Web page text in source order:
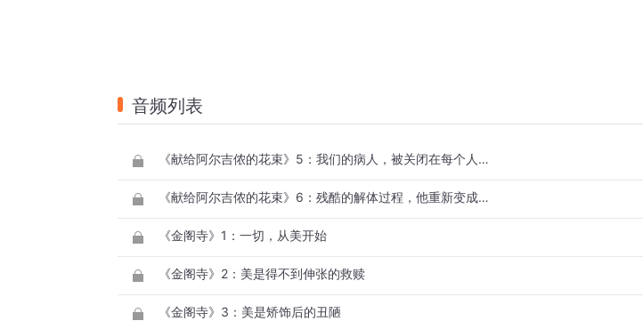
音频列表
《献给阿尔吉侬的花束》5：我们的病人，被关闭在每个人的经验之外
《献给阿尔吉侬的花束》6：残酷的解体过程，他重新变成过去的自己
《金阁寺》1：一切，从美开始
《金阁寺》2：美是得不到伸张的救赎
《金阁寺》3：美是矫饰后的丑陋